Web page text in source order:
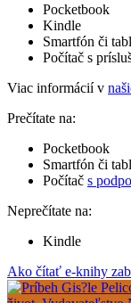
Pocketbook
Kindle
Smartfón či
Počítač s
Viac informácií v
Prečítate na:
Pocketbook
Smartfón či
Počítač s
Neprečítate na:
Kindle
Ako čítať e-knihy